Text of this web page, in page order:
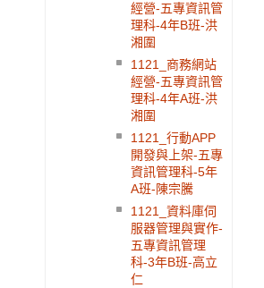
經營-五專資訊管
理科-4年B班-洪
湘圍
1121_商務網站
經營-五專資訊管
理科-4年A班-洪
湘圍
1121_行動APP
開發與上架-五專
資訊管理科-5年
A班-陳宗騰
1121_資料庫伺
服器管理與實作-
五專資訊管理
科-3年B班-高立
仁